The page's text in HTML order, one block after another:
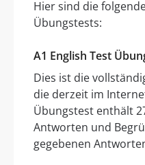
Hier sind die
Übungstests:
A1 English Test
Dies ist die
die derzeit im
Übungstest enthält
Antworten und
gegebenen